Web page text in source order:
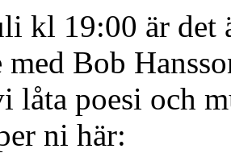
kl 19:00 är
med Bob
låta poesi och
ni här: